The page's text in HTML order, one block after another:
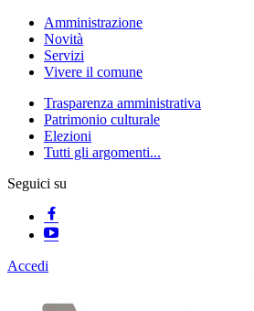
Amministrazione
Novità
Servizi
Vivere il comune
Trasparenza amministrativa
Patrimonio culturale
Elezioni
Tutti gli argomenti...
Seguici su
Accedi